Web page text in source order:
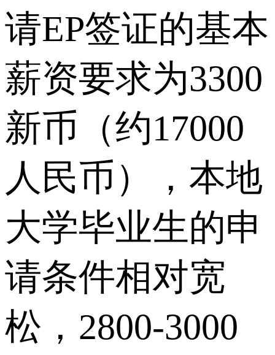
请EP签证的基本
薪资要求为3300
新币（约17000
人民币），本地
大学毕业生的申
请条件相对宽
松，2800-3000